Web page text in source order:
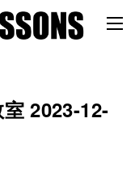
室 2023-12-